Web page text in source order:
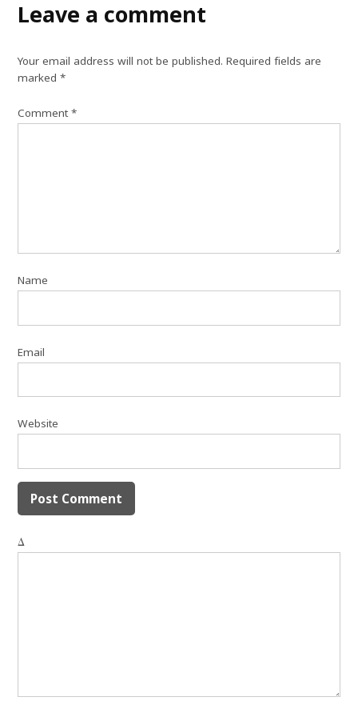
Leave a comment
Your email address will not be published. Required fields are
marked*
Comment*
Name
Email
Website
Δ